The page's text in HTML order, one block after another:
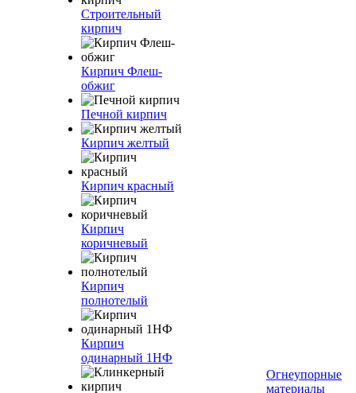
Строительный
кирпич
Кирпич Флеш-
обжиг
Печной кирпич
Кирпич желтый
Кирпич красный
Кирпич
коричневый
Кирпич
полнотелый
Кирпич
одинарный 1НФ
Огнеупорные
материалы